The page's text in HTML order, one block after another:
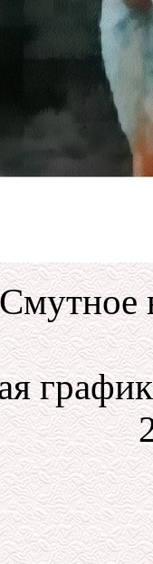
Смутное